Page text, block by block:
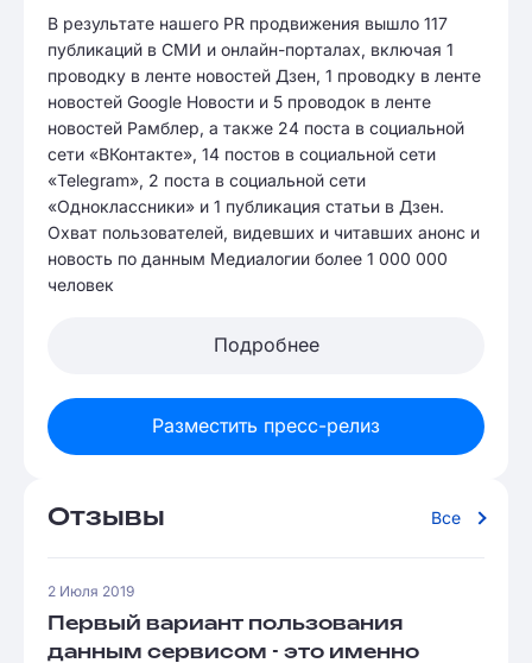
В результате нашего PR продвижения вышло 117
публикаций в СМИ и онлайн-порталах, включая 1
проводку в ленте новостей Дзен, 1 проводку в ленте
новостей Google Новости и 5 проводок в ленте
новостей Рамблер, а также 24 поста в социальной
сети «ВКонтакте», 14 постов в социальной сети
«Telegram», 2 поста в социальной сети
«Одноклассники» и 1 публикация статьи в Дзен.
Охват пользователей, видевших и читавших анонс и
новость по данным Медиалогии более 1 000 000
человек
Подробнее
Разместить пресс-релиз
Отзывы Все
2 Июля 2019
Первый вариант пользования
данным сервисом - это именно